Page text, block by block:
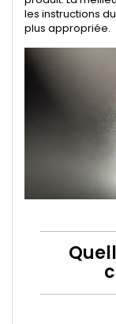
les instructions
plus appropriée.